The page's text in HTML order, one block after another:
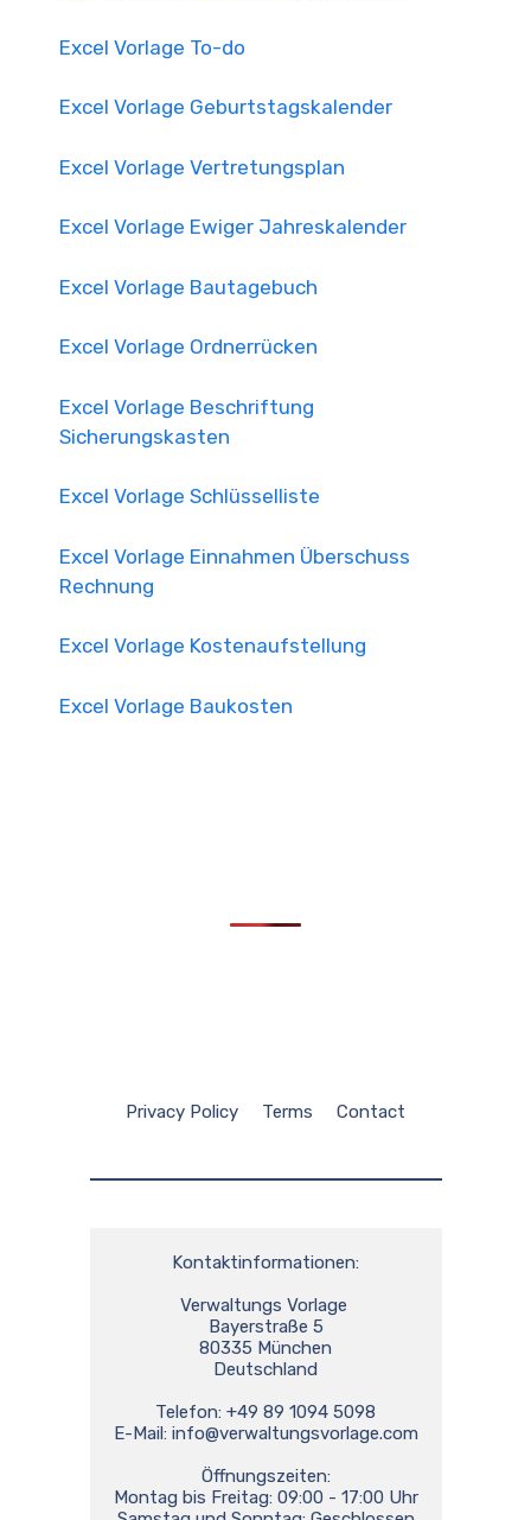
Excel Vorlage To-do
Excel Vorlage Geburtstagskalender
Excel Vorlage Vertretungsplan
Excel Vorlage Ewiger Jahreskalender
Excel Vorlage Bautagebuch
Excel Vorlage Ordnerrücken
Excel Vorlage Beschriftung
Sicherungskasten
Excel Vorlage Schlüsselliste
Excel Vorlage Einnahmen Überschuss
Rechnung
Excel Vorlage Kostenaufstellung
Excel Vorlage Baukosten
Privacy Policy Terms Contact
Kontaktinformationen:
Verwaltungs Vorlage
Bayerstraße 5
80335 München
Deutschland
Telefon: +49 89 1094 5098
E-Mail: info@verwaltungsvorlage.com
Öffnungszeiten:
Montag bis Freitag: 09:00 - 17:00 Uhr